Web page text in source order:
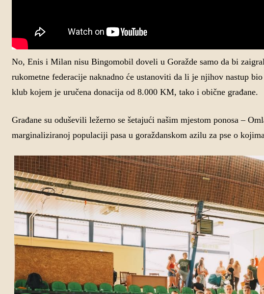
No, Enis i Milan nisu Bingomobil doveli u Goražde samo da bi
rukometne federacije naknadno će ustanoviti da li je njihov nastup
klub kojem je uručena donacija od 8.000 KM, tako i obične građane.
Građane su oduševili ležerno se šetajući našim mjestom ponosa –
marginaliziranoj populaciji pasa u goraždanskom azilu za pse o